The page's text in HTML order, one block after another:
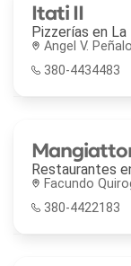
Itati II
Pizzerías en La
Angel V.
380-4434483
Restaurantes
Facundo
380-4422183